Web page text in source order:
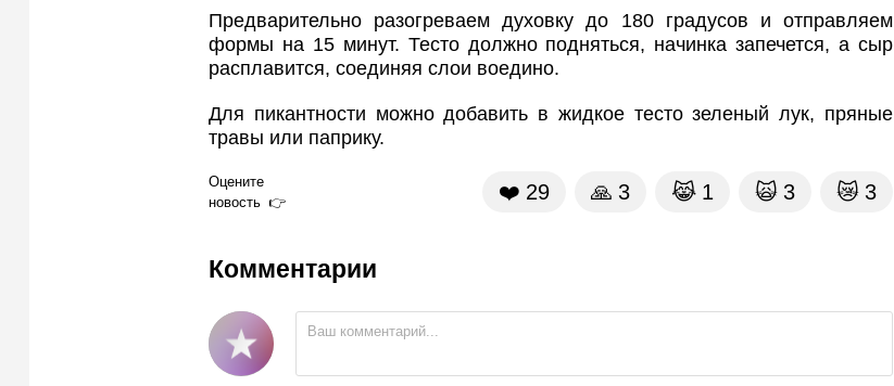
Предварительно разогреваем духовку до 180 градусов и отправляем
формы на 15 минут. Тесто должно подняться, начинка запечется, а сыр
расплавится, соединяя слои воедино.
Для пикантности можно добавить в жидкое тесто зеленый лук, пряные
травы или паприку.
Оцените
новость
❤️ 29 🙏 3 😹 1 🙀 3 😿 3
Комментарии